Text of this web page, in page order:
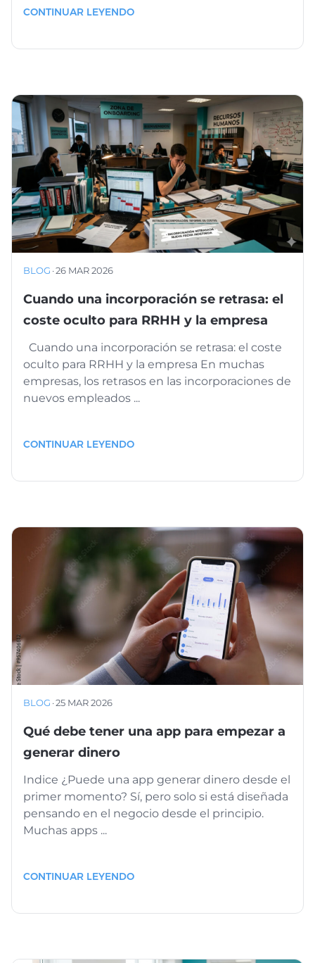
CONTINUAR LEYENDO
BLOG ·26 MAR 2026
Cuando una incorporación se retrasa: el
coste oculto para RRHH y la empresa
Cuando una incorporación se retrasa: el coste
oculto para RRHH y la empresa En muchas
empresas, los retrasos en las incorporaciones de
nuevos empleados ...
CONTINUAR LEYENDO
BLOG ·25 MAR 2026
Qué debe tener una app para empezar a
generar dinero
Indice ¿Puede una app generar dinero desde el
primer momento? Sí, pero solo si está diseñada
pensando en el negocio desde el principio.
Muchas apps ...
CONTINUAR LEYENDO